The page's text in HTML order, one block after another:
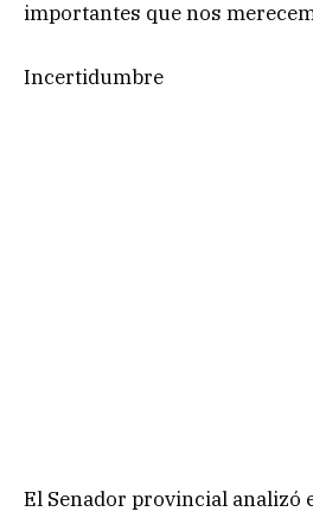
importantes que nos
Incertidumbre
El Senador provincial analizó